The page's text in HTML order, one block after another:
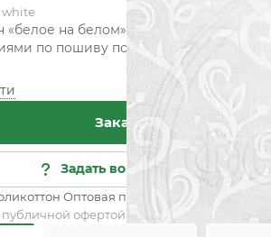
white
«белое на белом» используется
по пошиву постельного белья и
Заказать
Задать вопрос
Оптовая продажа
публичной офертой